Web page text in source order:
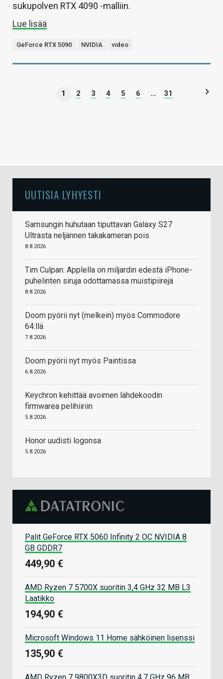
sukupolven RTX 4090 -malliin.
Lue lisää
GeForce RTX 5090 NVIDIA video
1 2 3 4 5 6 ... 31
UUTISIA LYHYESTI
Samsungin huhutaan tiputtavan Galaxy S27
Ultrasta neljännen takakameran pois
8.8.2026
Tim Culpan: Applella on miljardin edestä iPhone-
puhelinten siruja odottamassa muistipiirejä
8.8.2026
Doom pyörii nyt (melkein) myös Commodore
64:llä
7.8.2026
Doom pyörii nyt myös Paintissa
6.8.2026
Keychron kehittää avoimen lähdekoodin
firmwarea pelihiiriin
5.8.2026
Honor uudisti logonsa
5.8.2026
Palit GeForce RTX 5060 Infinity 2 OC NVIDIA 8
GB GDDR7
449,90 €
AMD Ryzen 7 5700X suoritin 3,4 GHz 32 MB L3
Laatikko
194,90 €
Microsoft Windows 11 Home sähköinen lisenssi
135,90 €